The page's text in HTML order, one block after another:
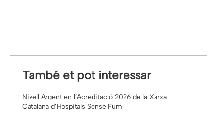
També et pot interessar
Nivell Argent en l’Acreditació 2026 de la Xarxa
Catalana d’Hospitals Sense Fum